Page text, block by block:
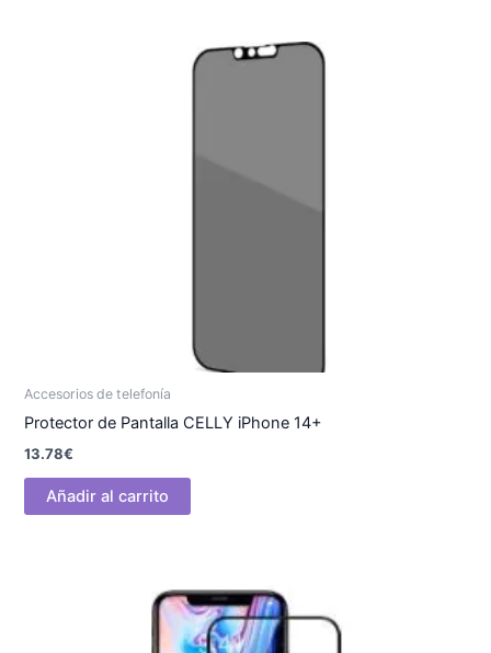
Accesorios de telefonía
Protector de Pantalla CELLY iPhone 14+
13.78€
Añadir al carrito